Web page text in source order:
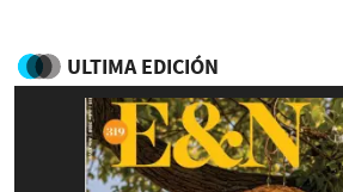
ULTIMA EDICIÓN